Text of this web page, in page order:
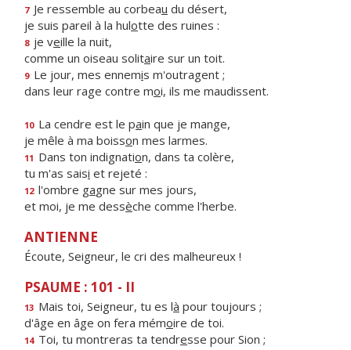
7 Je ressemble au corbeau du désert,
je suis pareil à la hulotte des ruines :
8 je veille la nuit,
comme un oiseau solitaire sur un toit.
9 Le jour, mes ennemis m'outragent ;
dans leur rage contre moi, ils me maudissent.
10 La cendre est le pain que je mange,
je mêle à ma boisson mes larmes.
11 Dans ton indignation, dans ta colère,
tu m'as saisi et rejeté :
12 l'ombre gagne sur mes jours,
et moi, je me dessèche comme l'herbe.
ANTIENNE
Écoute, Seigneur, le cri des malheureux !
PSAUME : 101 - II
13 Mais toi, Seigneur, tu es là pour toujours ;
d'âge en âge on fera mémoire de toi.
14 Toi, tu montreras ta tendresse pour Sion ;